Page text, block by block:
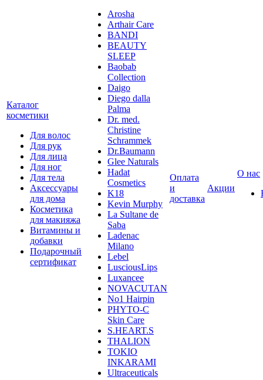
Каталог
косметики
Для волос
Для рук
Для лица
Для ног
Для тела
Аксессуары
для дома
Косметика
для макияжа
Витамины и
добавки
Подарочный
сертификат
Arosha
Arthair Care
BANDI
BEAUTY
SLEEP
Baobab
Collection
Daigo
Diego dalla
Palma
Dr. med.
Christine
Schrammek
Dr.Baumann
Glee Naturals
Hadat
Cosmetics
K18
Kevin Murphy
La Sultane de
Saba
Ladenac
Milano
Lebel
LusciousLips
Luxancee
NOVACUTAN
No1 Hairpin
PHYTO-C
Skin Care
S.HEART.S
THALION
TOKIO
INKARAMI
Ultraceuticals
Оплата
и
доставка
Акции
О нас